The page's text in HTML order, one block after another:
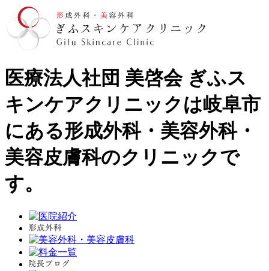
医療法人社団 美啓会 ぎふス
キンケアクリニックは岐阜市
にある形成外科・美容外科・
美容皮膚科のクリニックで
す。